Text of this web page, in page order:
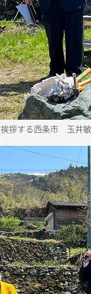
拶する西条市 玉井